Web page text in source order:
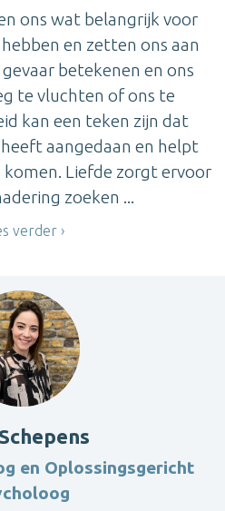
ons wat belangrijk voor
en zetten ons aan
betekenen en ons
te vluchten of ons te
kan een teken zijn dat
aangedaan en helpt
Liefde zorgt ervoor
zoeken ...
verder
en Oplossingsgericht